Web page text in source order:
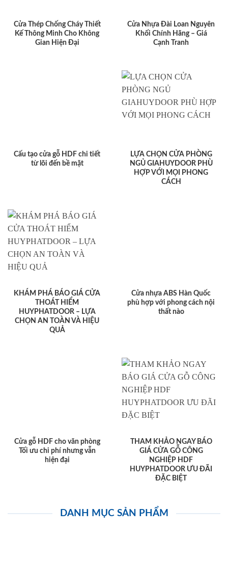
Cửa Thép Chống Cháy Thiết
Kế Thông Minh Cho Không
Gian Hiện Đại
Cửa Nhựa Đài Loan Nguyên
Khối Chính Hãng – Giá
Cạnh Tranh
Cấu tạo cửa gỗ HDF chi tiết
từ lõi đến bề mặt
LỰA CHỌN CỬA PHÒNG
NGỦ GIAHUYDOOR PHÙ
HỢP VỚI MỌI PHONG
CÁCH
KHÁM PHÁ BÁO GIÁ CỬA
THOÁT HIỂM
HUYPHATDOOR – LỰA
CHỌN AN TOÀN VÀ HIỆU
QUẢ
Cửa nhựa ABS Hàn Quốc
phù hợp với phong cách nội
thất nào
Cửa gỗ HDF cho văn phòng
Tối ưu chi phí nhưng vẫn
hiện đại
THAM KHẢO NGAY BÁO
GIÁ CỬA GỖ CÔNG
NGHIỆP HDF
HUYPHATDOOR ƯU ĐÃI
ĐẶC BIỆT
DANH MỤC SẢN PHẨM